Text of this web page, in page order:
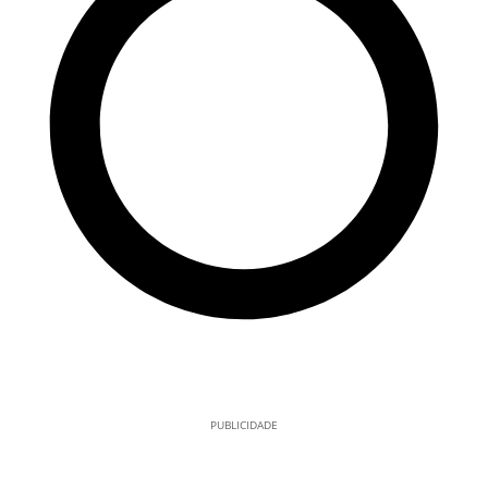
PUBLICIDADE